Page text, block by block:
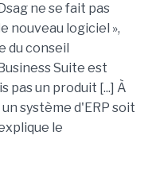
ne se fait pas
nouveau logiciel »,
du conseil
Suite est
pas un produit [...] À
système d'ERP soit
le